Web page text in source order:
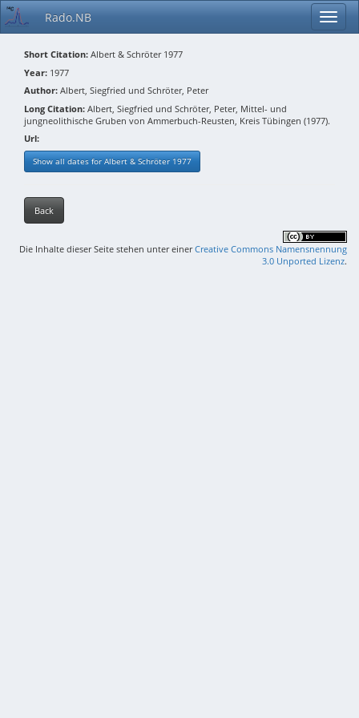
Rado.NB
Short Citation: Albert & Schröter 1977
Year: 1977
Author: Albert, Siegfried und Schröter, Peter
Long Citation: Albert, Siegfried und Schröter, Peter, Mittel- und
jungneolithische Gruben von Ammerbuch-Reusten, Kreis Tübingen (1977).
Url:
Show all dates for Albert & Schröter 1977
Back
Die Inhalte dieser Seite stehen unter einerCreative Commons Namensnennung
3.0 Unported Lizenz.